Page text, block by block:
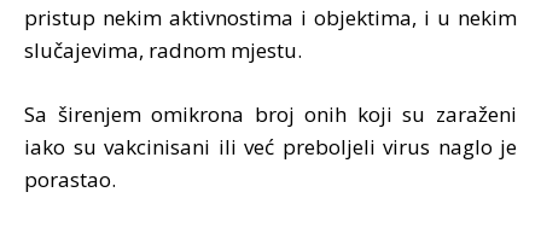
pristup nekim aktivnostima i objektima, i u nekim
slučajevima, radnom mjestu.
Sa širenjem omikrona broj onih koji su zaraženi
iako su vakcinisani ili već preboljeli virus naglo je
porastao.